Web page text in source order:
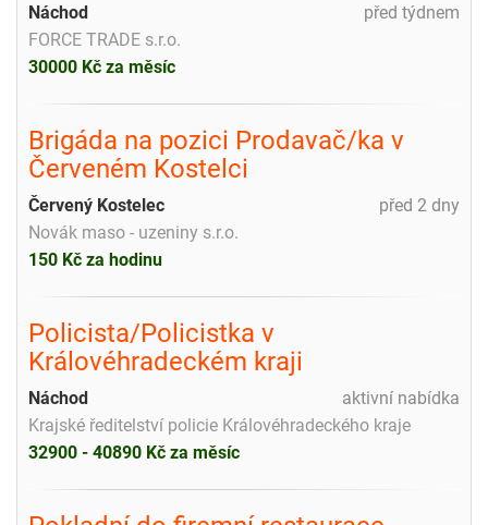
před týdnem
Náchod
FORCE TRADE s.r.o.
30000 Kč za měsíc
Brigáda na pozici Prodavač/ka v
Červeném Kostelci
před 2 dny
Červený Kostelec
Novák maso - uzeniny s.r.o.
150 Kč za hodinu
Policista/Policistka v
Královéhradeckém kraji
aktivní nabídka
Náchod
Krajské ředitelství policie Královéhradeckého kraje
32900 - 40890 Kč za měsíc